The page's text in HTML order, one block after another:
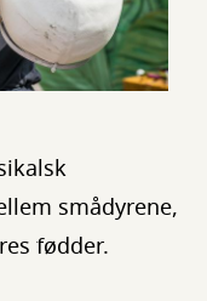
smådyrene,
fødder.